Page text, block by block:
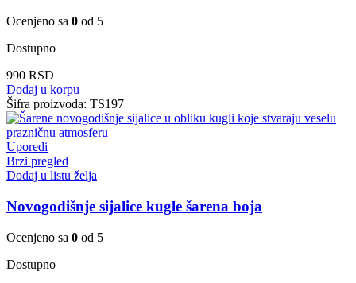
Ocenjeno sa 0 od 5
Dostupno
990 RSD
Dodaj u korpu
Šifra proizvoda: TS197
Uporedi
Brzi pregled
Dodaj u listu želja
Novogodišnje sijalice kugle šarena boja
Ocenjeno sa 0 od 5
Dostupno